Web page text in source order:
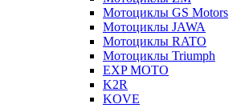
Мотоциклы GS Motors
Мотоциклы JAWA
Мотоциклы RATO
Мотоциклы Triumph
EXP MOTO
K2R
KOVE